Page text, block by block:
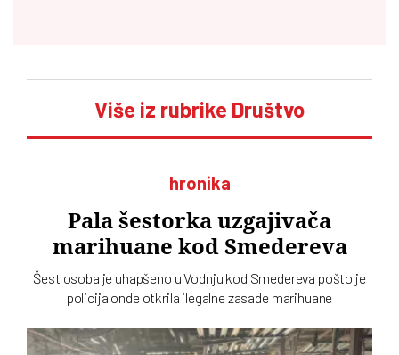
Više iz rubrike Društvo
hronika
Pala šestorka uzgajivača
marihuane kod Smedereva
Šest osoba je uhapšeno u Vodnju kod Smedereva pošto je
policija onde otkrila ilegalne zasade marihuane